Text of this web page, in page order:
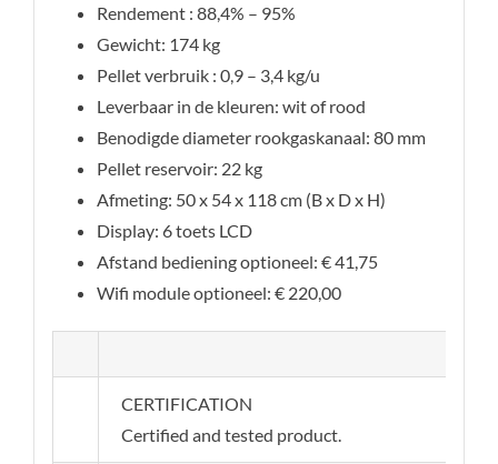
Rendement : 88,4% – 95%
Gewicht: 174 kg
Pellet verbruik : 0,9 – 3,4 kg/u
Leverbaar in de kleuren: wit of rood
Benodigde diameter rookgaskanaal: 80 mm
Pellet reservoir: 22 kg
Afmeting: 50 x 54 x 118 cm (B x D x H)
Display: 6 toets LCD
Afstand bediening optioneel: € 41,75
Wifi module optioneel: € 220,00
CERTIFICATION
Certified and tested product.